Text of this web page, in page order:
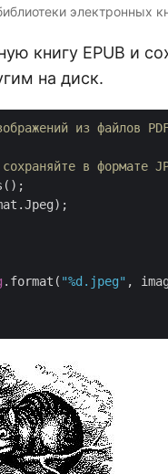
электронных
книгу EPUB и
на диск.
из файлов
в формате
.format( "%d.jpeg" ,